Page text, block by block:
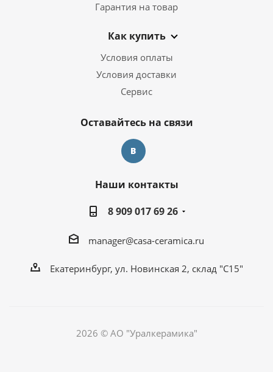
Гарантия на товар
Как купить
Условия оплаты
Условия доставки
Сервис
Оставайтесь на связи
Наши контакты
8 909 017 69 26
manager@casa-ceramica.ru
Екатеринбург, ул. Новинская 2, склад "С15"
2026 © АО "Уралкерамика"